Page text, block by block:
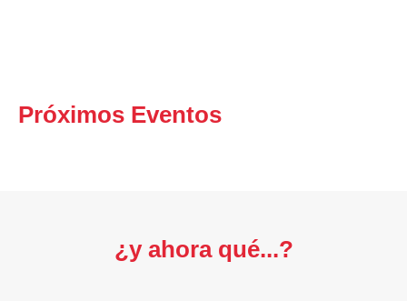
Próximos Eventos
¿y ahora qué...?